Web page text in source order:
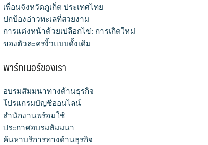
เพื่อนจังหวัดภูเก็ต ประเทศไทย
ปกป้องอ่าวทะเลที่สวยงาม
การแต่งหน้าด้วยเปลือกไข่: การเกิดใหม่
ของตัวละครงิ้วแบบดั้งเดิม
พาร์ทเนอร์ของเรา
อบรมสัมมนาทางด้านธุรกิจ
โปรแกรมบัญชีออนไลน์
สำนักงานพร้อมใช้
ประกาศอบรมสัมมนา
ค้นหาบริการทางด้านธุรกิจ